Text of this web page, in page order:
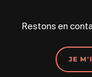
Restons en
JE